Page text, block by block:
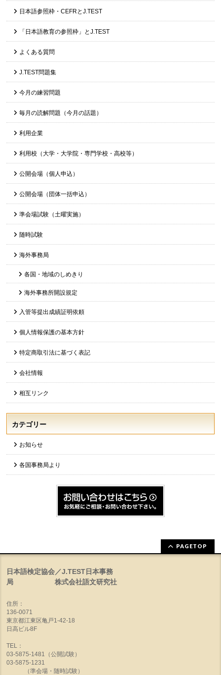
日本語参照枠・CEFRとJ.TEST
「日本語教育の参照枠」とJ.TEST
よくある質問
J.TEST問題集
今月の練習問題
毎月の読解問題（今月の話題）
利用企業
利用校（大学・大学院・専門学校・高校等）
公開会場（個人申込）
公開会場（団体一括申込）
準会場試験（土曜実施）
随時試験
海外事務局
各国・地域のしめきり
海外事務所開設規定
入管等提出成績証明依頼
個人情報保護の基本方針
特定商取引法に基づく表記
会社情報
相互リンク
カテゴリー
お知らせ
各国事務局より
PAGETOP
日本語検定協会／J.TEST日本事務
局 株式会社語文研究社
住所：
136-0071
東京都江東区亀戸1-42-18
日高ビル8F
TEL：
03-5875-1481（公開試験）
03-5875-1231
（準会場・随時試験）